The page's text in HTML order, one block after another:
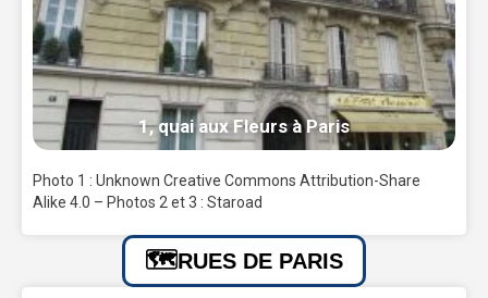
1, quai aux Fleurs à Paris
Photo 1 : Unknown Creative Commons Attribution-Share
Alike 4.0 – Photos 2 et 3 : Staroad
RUES DE PARIS